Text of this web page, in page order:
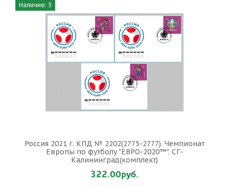
Наличие: 5
Россия 2021 г. КПД № 2202(2775-2777). Чемпионат
Европы по футболу "ЕВРО-2020™". СГ-
Калининград(комплект)
322.00руб.